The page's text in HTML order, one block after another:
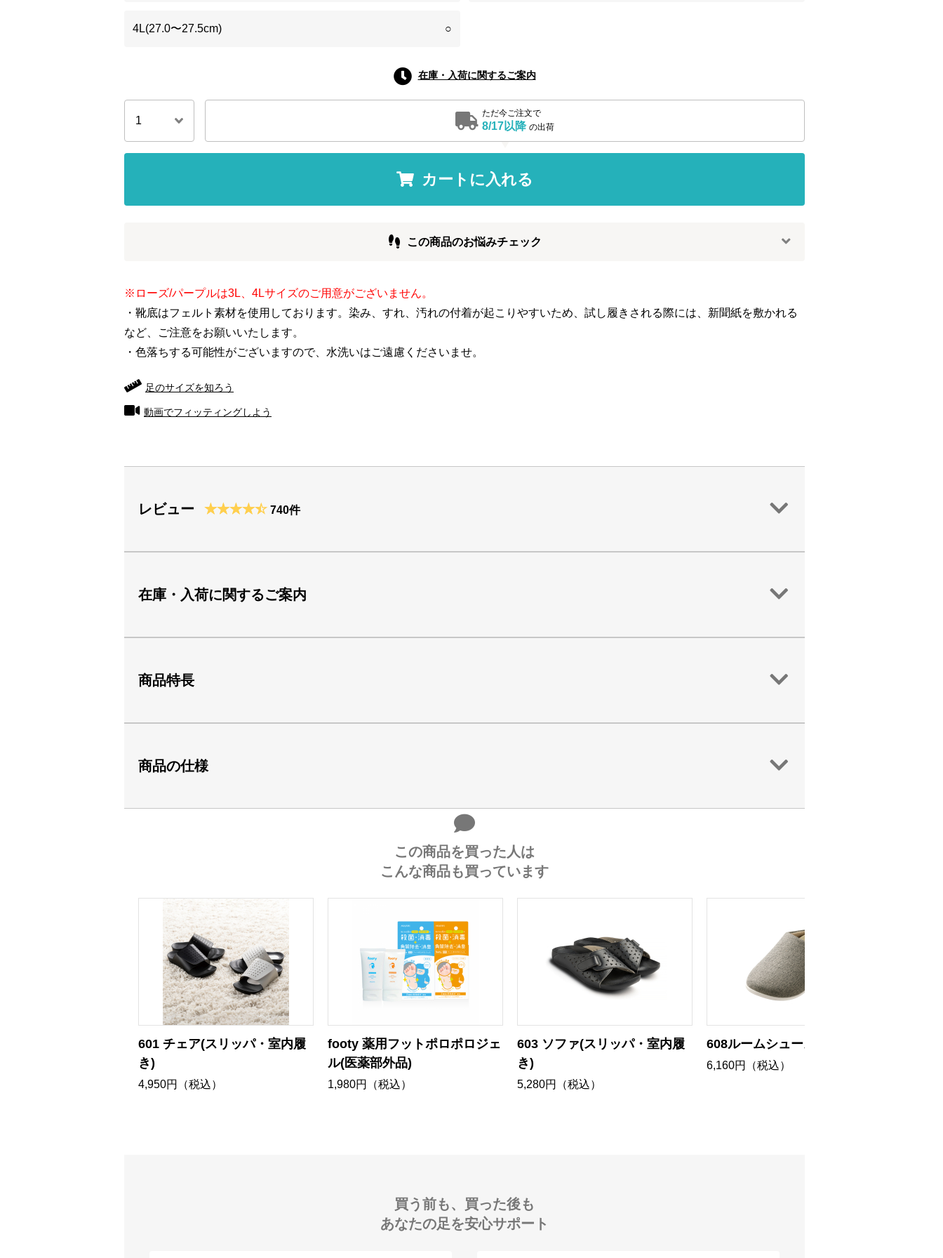
4L(27.0〜27.5cm) ○
在庫・入荷に関するご案内
ただ今ご注文で
8/17以降 の出荷
カートに入れる
この商品のお悩みチェック
※ローズ/パープルは3L、4Lサイズのご用意がございません。
・靴底はフェルト素材を使用しております。染み、すれ、汚れの付着が起こりやすいため、試し履きされる際には、新聞紙を敷かれる
など、ご注意をお願いいたします。
・色落ちする可能性がございますので、水洗いはご遠慮くださいませ。
足のサイズを知ろう
動画でフィッティングしよう
レビュー 740件
在庫・入荷に関するご案内
商品特長
商品の仕様
この商品を買った人は
こんな商品も買っています
601 チェア(スリッパ・室内履
き)
4,950円（税込）
footy 薬用フットポロポロジェ
ル(医薬部外品)
1,980円（税込）
603 ソファ(スリッパ・室内履
き)
5,280円（税込）
608ルームシューズ
6,160円（税込）
買う前も、買った後も
あなたの足を安心サポート